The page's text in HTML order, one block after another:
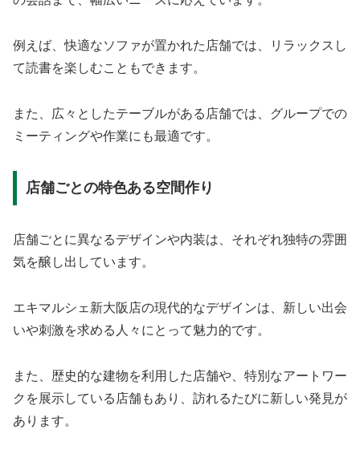
例えば、快適なソファが置かれた店舗では、リラックスし
て読書を楽しむこともできます。
また、広々としたテーブルがある店舗では、グループでの
ミーティングや作業にも最適です。
店舗ごとの特色ある空間作り
店舗ごとに異なるデザインや内装は、それぞれ独特の雰囲
気を醸し出しています。
エキマルシェ新大阪店の現代的なデザインは、新しい出会
いや刺激を求める人々にとって魅力的です。
また、歴史的な建物を利用した店舗や、特別なアートワー
クを展示している店舗もあり、訪れるたびに新しい発見が
あります。